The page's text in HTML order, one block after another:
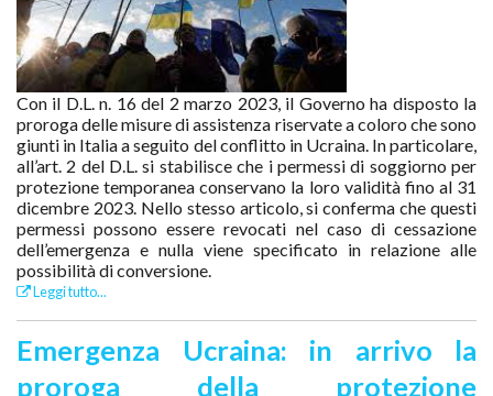
Con il D.L. n. 16 del 2 marzo 2023, il Governo ha disposto la
proroga delle misure di assistenza riservate a coloro che sono
giunti in Italia a seguito del conflitto in Ucraina. In particolare,
all’art. 2 del D.L. si stabilisce che i permessi di soggiorno per
protezione temporanea conservano la loro validità fino al 31
dicembre 2023. Nello stesso articolo, si conferma che questi
permessi possono essere revocati nel caso di cessazione
dell’emergenza e nulla viene specificato in relazione alle
possibilità di conversione.
Leggi tutto...
Emergenza Ucraina: in arrivo la
proroga della protezione